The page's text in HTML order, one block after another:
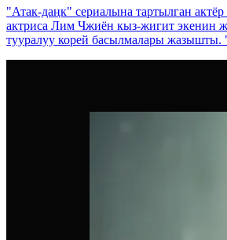
"Атак-даңк" сериалына тартылган
актриса Лим Чжиён кыз-жигит экенин
тууралуу корей басылмалары жазышты.